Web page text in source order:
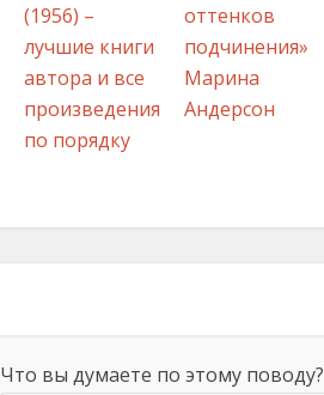
(1956) –
лучшие книги
автора и все
произведения
по порядку
оттенков
подчинения»
Марина
Андерсон
Что вы думаете по этому поводу?